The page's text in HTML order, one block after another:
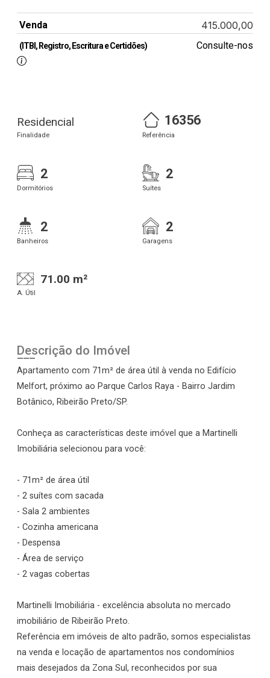
Venda 415.000,00
(ITBI, Registro, Escritura e Certidões) Consulte-nos
Residencial
Finalidade
16356
Referência
2
Dormitórios
2
Suítes
2
Banheiros
2
Garagens
71.00 m²
A. Útil
Descrição do Imóvel
Apartamento com 71m² de área útil à venda no Edifício
Melfort, próximo ao Parque Carlos Raya - Bairro Jardim
Botânico, Ribeirão Preto/SP.
Conheça as características deste imóvel que a Martinelli
Imobiliária selecionou para você:
- 71m² de área útil
- 2 suítes com sacada
- Sala 2 ambientes
- Cozinha americana
- Despensa
- Área de serviço
- 2 vagas cobertas
Martinelli Imobiliária - excelência absoluta no mercado
imobiliário de Ribeirão Preto.
Referência em imóveis de alto padrão, somos especialistas
na venda e locação de apartamentos nos condomínios
mais desejados da Zona Sul, reconhecidos por sua